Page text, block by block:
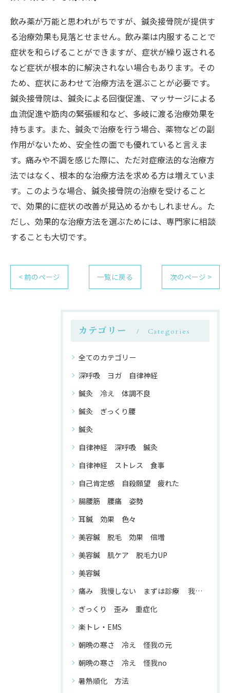
飲み薬が万能と思われがちですが、鍼灸接骨院が提供す
る治療効果も見落とせません。飲み薬は内服することで
症状を和らげることができますが、症状が繰り返される
など症状が根本的に解決されない場合もあります。その
ため、症状にあわせて治療方法を選ぶことが必要です。
鍼灸接骨院は、鍼灸による回復促進、マッサージによる
血流促進や筋肉の緊張緩和など、多岐に渡る治療効果を
持ちます。また、鍼灸で治療を行う場合、薬物などの副
作用がないため、安全性の面でも優れていると言えま
す。痛みや不調を感じた際に、ただ対症療法的な治療方
法ではなく、根本的な治療方法を求める方は増えていま
す。このような場合、鍼灸接骨院の治療を受けること
で、効果的に症状の改善が見込めるかもしれません。た
だし、効果的な治療方法を選ぶためには、専門家に相談
することも大切です。
< 前のページ 一覧に戻る 次のページ >
カテゴリー Categories
全てのカテゴリー
深呼吸 ヨガ 自律神経
鍼灸 冷え 体調不良
鍼灸 ぎっくり腰
鍼灸
自律神経 深呼吸 鍼灸
自律神経 ストレス 食事
自己肯定感 自殺願望 疲れた
腸腰筋 腰痛 姿勢
耳鍼 効果 色々
美容鍼 脱毛 効果 倍増
美容鍼 肌ケア 脱毛力UP
美容鍼
痛み 我慢しない まずは診療 我慢する 必要 が ない
ぎっくり 歪み 重症化
楽トレ・EMS
朝晩の寒さ 冷え 怪我の元
朝晩の寒さ 冷え 怪我no
暑熱順化 方法